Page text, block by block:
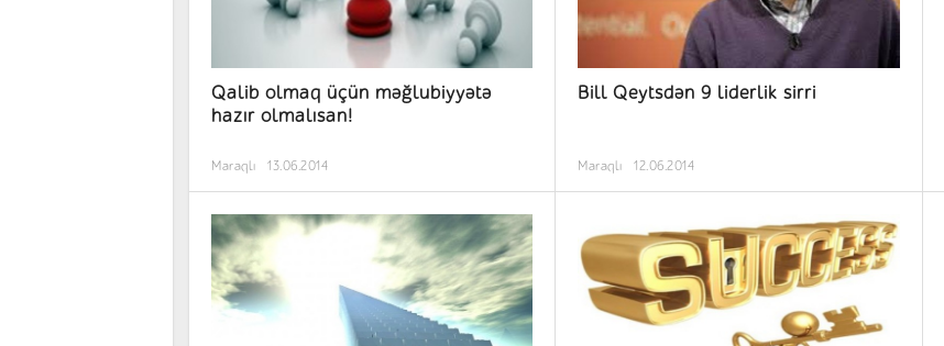
Qalib olmaq üçün məğlubiyyətə
hazır olmalısan!
Maraqlı 13.06.2014
Bill Qeytsdən 9 liderlik sirri
Maraqlı 12.06.2014